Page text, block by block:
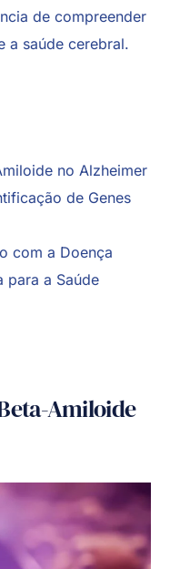
de compreender
a saúde cerebral.
no Alzheimer
de Genes
com a Doença
para a Saúde
Amiloide